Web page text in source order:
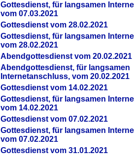
Gottesdienst, für langsamen
vom 07.03.2021
Gottesdienst vom 28.02.2021
Gottesdienst, für langsamen
vom 28.02.2021
Abendgottesdienst vom 20.02.2021
Abendgottesdienst, für langsamen
Internetanschluss, vom 20.02.2021
Gottesdienst vom 14.02.2021
Gottesdienst, für langsamen
vom 14.02.2021
Gottesdienst vom 07.02.2021
Gottesdienst, für langsamen
vom 07.02.2021
Gottesdienst vom 31.01.2021